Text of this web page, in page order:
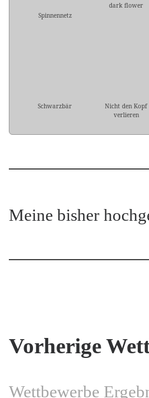
Spinnennetz
dark flower
Schwarzbär
Nicht den Kopf
verlieren
Meine bisher
Vorherige
Wettbewerbe